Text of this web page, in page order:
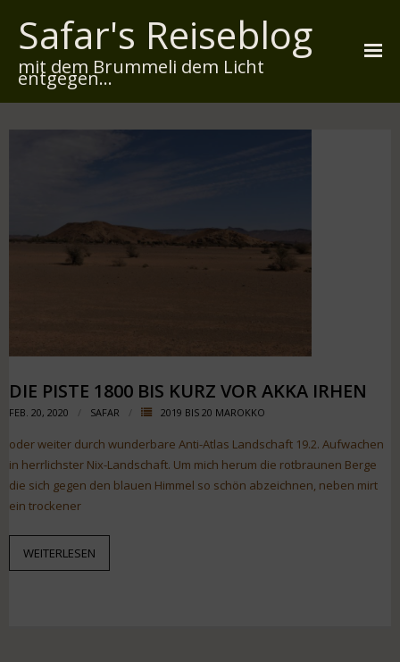
Safar's Reiseblog
mit dem Brummeli dem Licht
entgegen...
Widmung
DIE PISTE 1800 BIS KURZ VOR AKKA IRHEN
FEB. 20, 2020 SAFAR 2019 BIS 20 MAROKKO
oder weiter durch wunderbare Anti-Atlas Landschaft 19.2. Aufwachen
in herrlichster Nix-Landschaft. Um mich herum die rotbraunen Berge
die sich gegen den blauen Himmel so schön abzeichnen, neben mirt
ein trockener
WEITERLESEN